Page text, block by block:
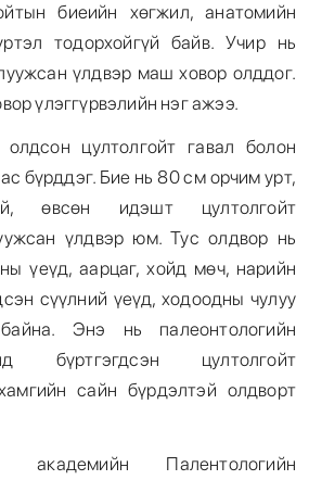
биеийн хөгжил, анатомийн
тодорхойгүй байв. Учир нь
үлдвэр маш ховор олддог.
үлэггүрвэлийн нэг ажээ.
цултолгойт гавал болон
бүрддэг. Бие нь 80 см орчим урт,
өвсөн идэшт цултолгойт
үлдвэр юм. Тус олдвор нь
үеүд, аарцаг, хойд мөч, нарийн
сүүлний үеүд, ходоодны чулуу
Энэ нь палеонтологийн
бүртгэгдсэн цултолгойт
сайн бүрдэлтэй олдворт
Палентологийн